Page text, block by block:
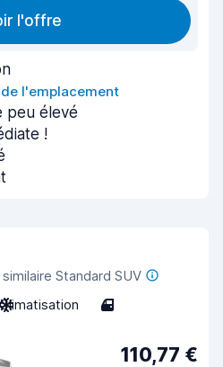
l'offre
l'emplacement
peu élevé
!
Standard SUV
Climatisation 4
110,77 €